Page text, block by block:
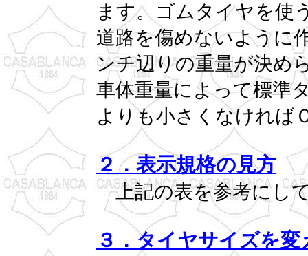
ます。ゴムタイヤを使
道路を傷めないように
ンチ辺りの重量が決め
車体重量によって標準
よりも小さくなければ
２．表示規格の見方
上記の表を参考にし
３．タイヤサイズを